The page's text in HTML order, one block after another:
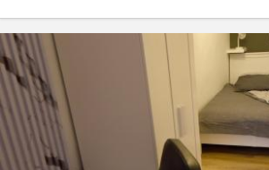
12 maanden, 11 maanden, 10
Met